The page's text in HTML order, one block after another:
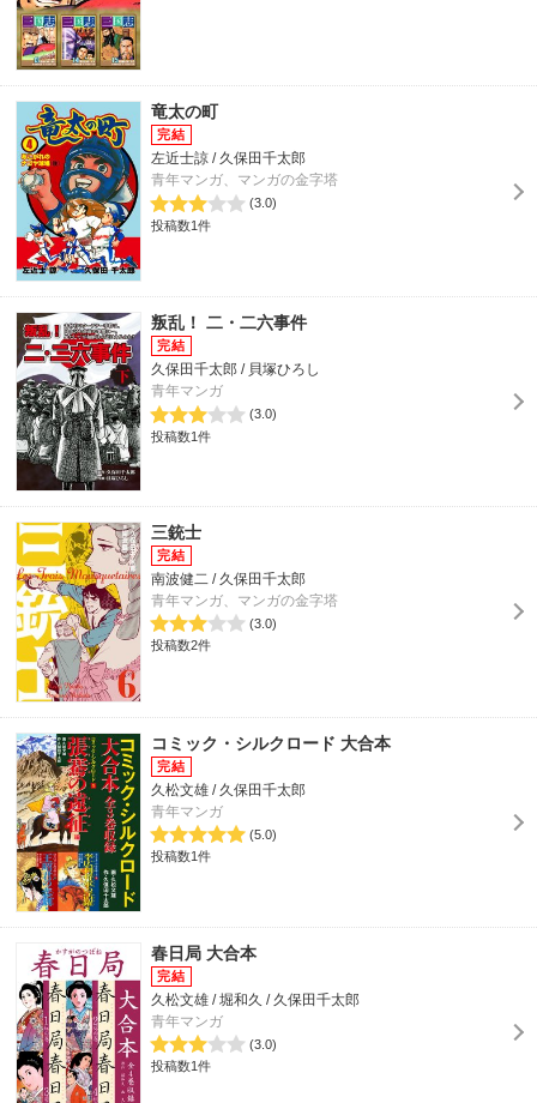
竜太の町
左近士諒 / 久保田千太郎
青年マンガ、マンガの金字塔
(3.0)
投稿数1件
叛乱！ 二・二六事件
久保田千太郎 / 貝塚ひろし
青年マンガ
(3.0)
投稿数1件
三銃士
南波健二 / 久保田千太郎
青年マンガ、マンガの金字塔
(3.0)
投稿数2件
コミック・シルクロード 大合本
久松文雄 / 久保田千太郎
青年マンガ
(5.0)
投稿数1件
春日局 大合本
久松文雄 / 堀和久 / 久保田千太郎
青年マンガ
(3.0)
投稿数1件